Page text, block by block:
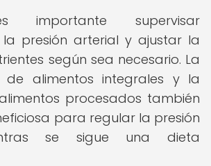
importante supervisar
la presión arterial y ajustar la
según sea necesario. La
de alimentos integrales y la
procesados también
para regular la presión
se sigue una dieta